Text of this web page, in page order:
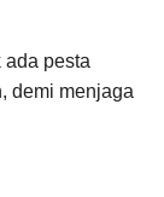
ada pesta
demi menjaga